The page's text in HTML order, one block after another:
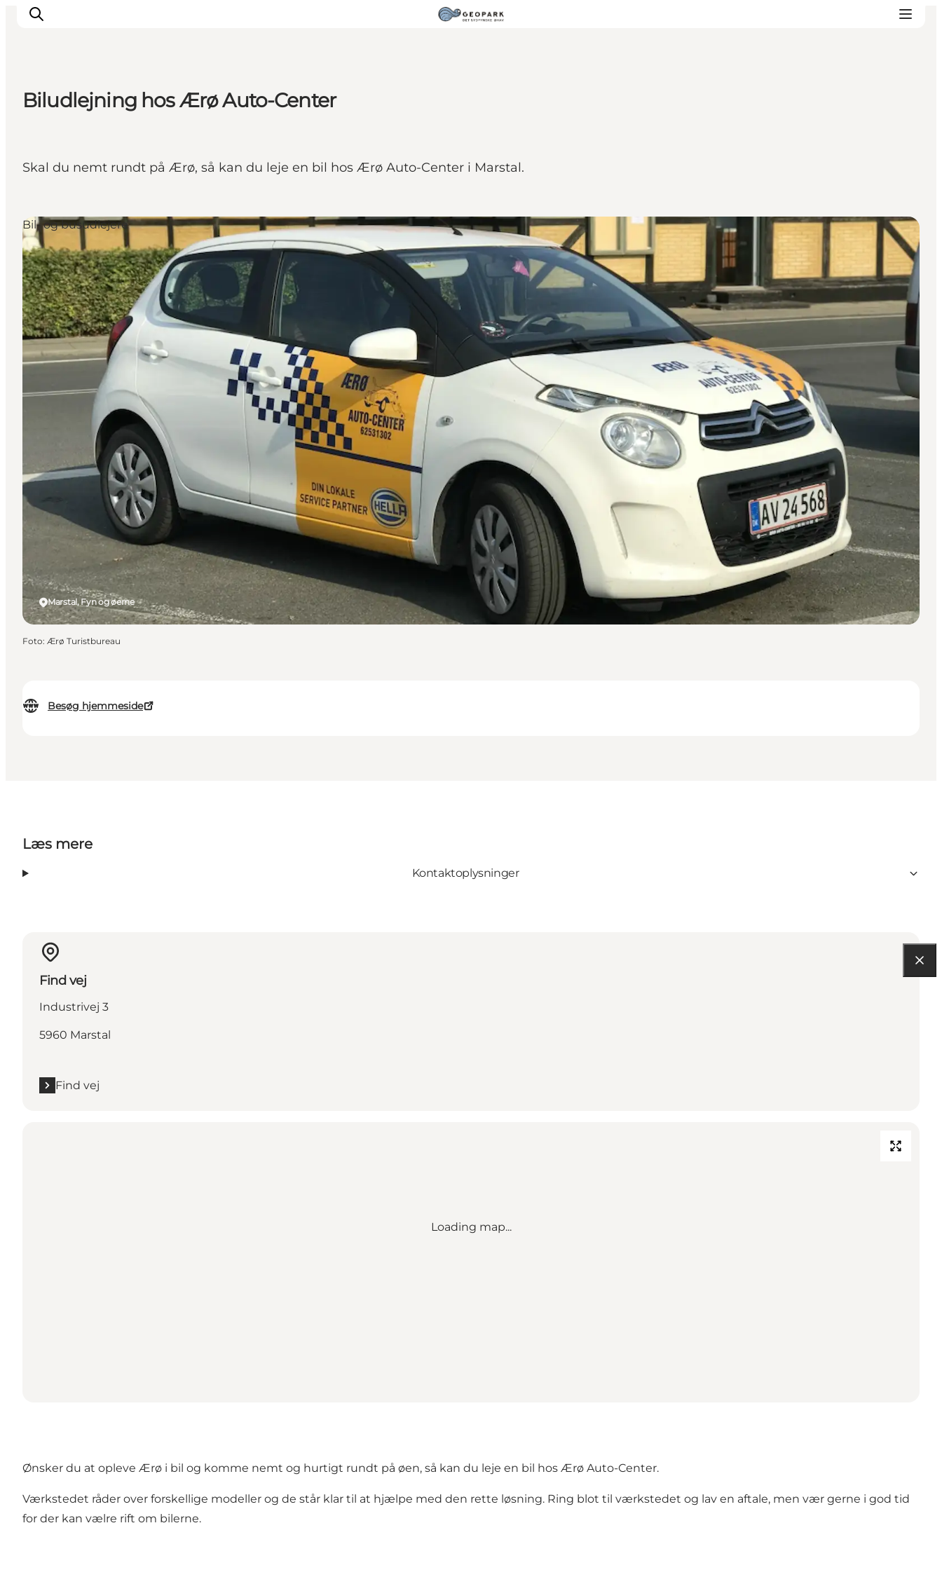
Biludlejning hos Ærø Auto-Center
Skal du nemt rundt på Ærø, så kan du leje en bil hos Ærø Auto-Center i Marstal.
Besøg hjemmeside
Marstal, Fyn og øerne
Bil- og busudlejere
Foto: Ærø Turistbureau
Læs mere
Kontaktoplysninger
Find vej
Industrivej 3
5960 Marstal
Find vej
Loading map...
Ønsker du at opleve Ærø i bil og komme nemt og hurtigt rundt på øen, så kan du leje en bil hos Ærø Auto-Center.
Værkstedet råder over forskellige modeller og de står klar til at hjælpe med den rette løsning. Ring blot til værkstedet og lav en aftale, men vær gerne i god tid
for der kan vælre rift om bilerne.